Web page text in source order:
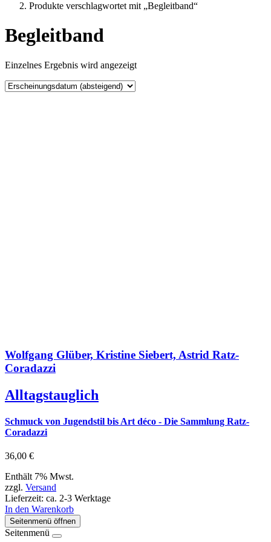
Produkte verschlagwortet mit „Begleitband“
Begleitband
Einzelnes Ergebnis wird angezeigt
Wolfgang Glüber, Kristine Siebert, Astrid Ratz-
Coradazzi
Alltagstauglich
Schmuck von Jugendstil bis Art déco - Die Sammlung Ratz-
Coradazzi
36,00 €
Enthält 7% Mwst.
zzgl. Versand
Lieferzeit: ca. 2-3 Werktage
In den Warenkorb
Seitenmenü öffnen
Seitenmenü